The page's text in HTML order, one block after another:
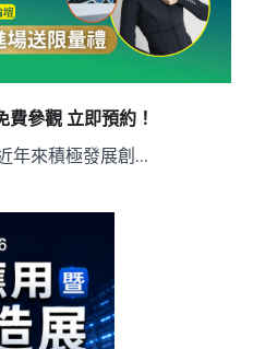
參觀 立即預約！
年來積極發展創…